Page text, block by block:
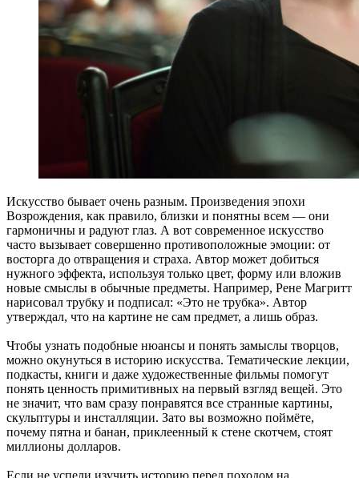
Искусство бывает очень разным. Произведения эпохи
Возрождения, как правило, близки и понятны всем — они
гармоничны и радуют глаз. А вот современное искусство
часто вызывает совершенно противоположные эмоции: от
восторга до отвращения и страха. Автор может добиться
нужного эффекта, используя только цвет, форму или вложив
новые смыслы в обычные предметы. Например, Рене Магритт
нарисовал трубку и подписал: «Это не трубка». Автор
утверждал, что на картине не сам предмет, а лишь образ.
Чтобы узнать подобные нюансы и понять замыслы творцов,
можно окунуться в историю искусства. Тематические лекции,
подкасты, книги и даже художественные фильмы помогут
понять ценность примитивных на первый взгляд вещей. Это
не значит, что вам сразу понравятся все странные картины,
скульптуры и инсталляции. Зато вы возможно поймёте,
почему пятна и банан, приклеенный к стене скотчем, стоят
миллионы долларов.